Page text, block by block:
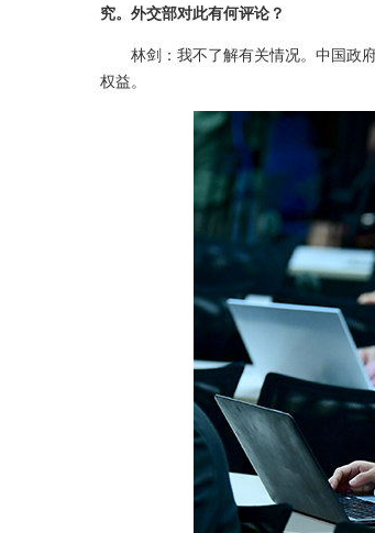
究。外交部对此有何评论？
林剑：我不了解有关情况。中国政
权益。